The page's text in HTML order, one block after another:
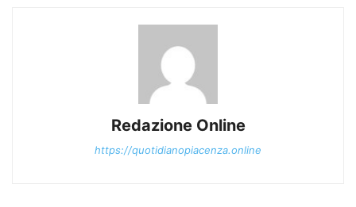
Redazione Online
https://quotidianopiacenza.online